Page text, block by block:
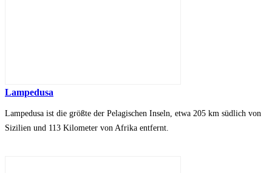
Lampedusa
Lampedusa ist die größte der Pelagischen Inseln, etwa 205 km südlich von
Sizilien und 113 Kilometer von Afrika entfernt.